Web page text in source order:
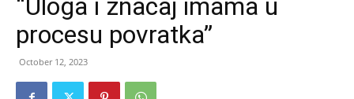
“Uloga i značaj imama u
procesu povratka”
October 12, 2023